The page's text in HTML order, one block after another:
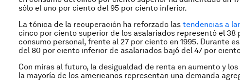
sólo el uno por ciento del 95 por ciento inferior.
La tónica de la recuperación ha reforzado las tendencias a
cinco por ciento superior de los asalariados representó el 38
consumo personal, frente al 27 por ciento en 1995. Durante
del 80 por ciento inferior de asalariados bajó del 47 por
Con miras al futuro, la desigualdad de renta en aumento y
la mayoría de los americanos representan una demanda